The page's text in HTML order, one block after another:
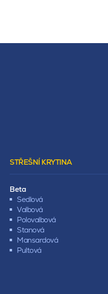
STŘEŠNÍ KRYTINA
Beta
Sedlová
Valbová
Polovalbová
Stanová
Mansardová
Pultová